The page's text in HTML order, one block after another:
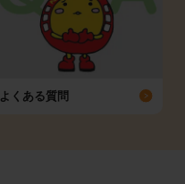
よくある質問